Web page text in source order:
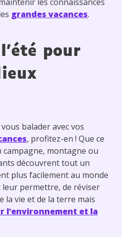
grandes vacances.
pour
balader avec vos
, profitez-en ! Que ce
montagne ou
découvrent tout un
plus facilement au monde
leur permettre, de réviser
la vie et de la terre mais
l’environnement et la